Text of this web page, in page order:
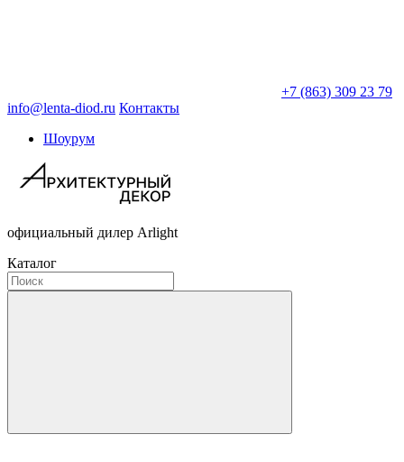
+7 (863) 309 23 79
info@lenta-diod.ru Контакты
Шоурум
официальный дилер Arlight
Каталог